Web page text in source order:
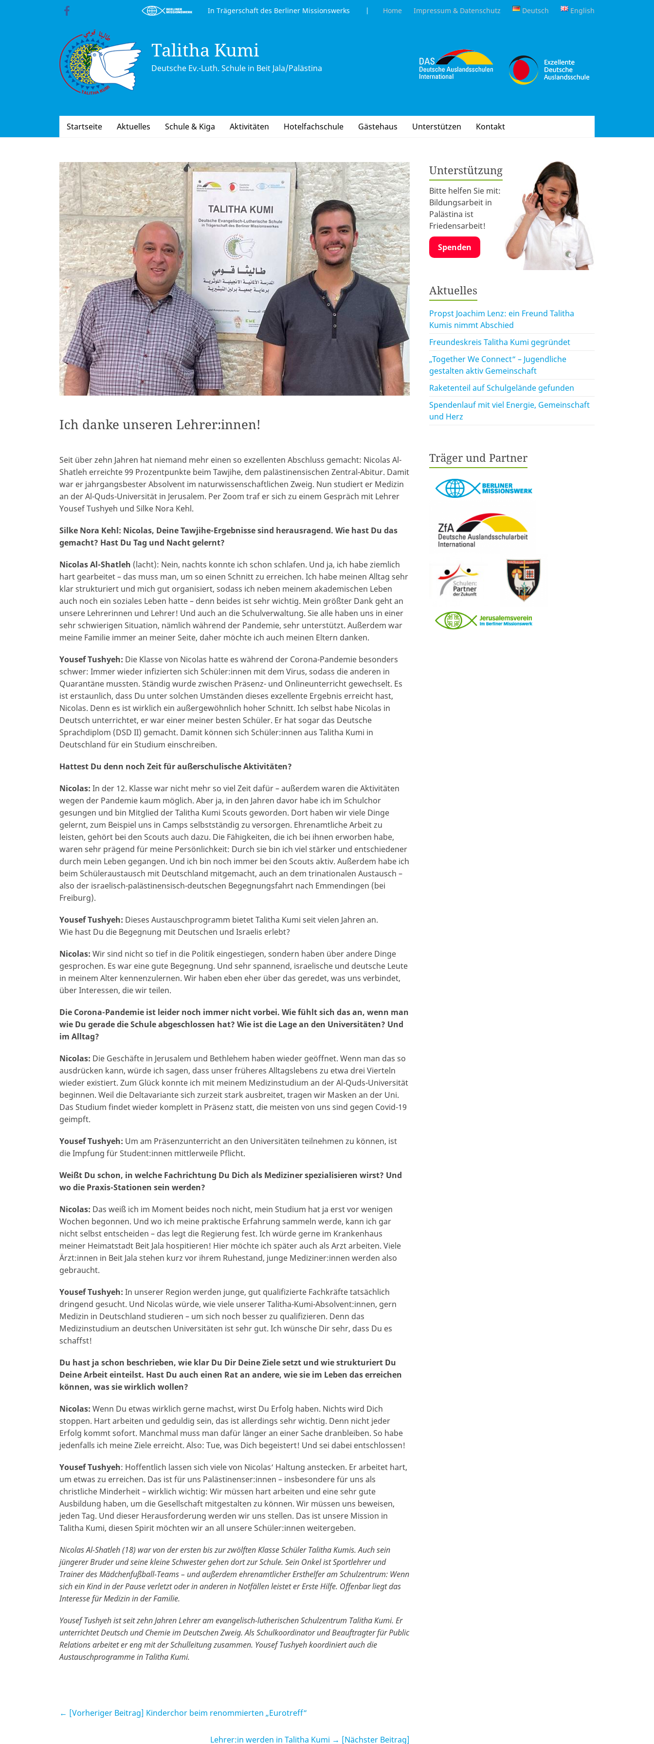
In Trägerschaft des Berliner Missionswerks | Home Impressum & Datenschutz Deutsch English
Talitha Kumi
Deutsche Ev.-Luth. Schule in Beit Jala/Palästina
Startseite Aktuelles Schule & Kiga Aktivitäten Hotelfachschule Gästehaus Unterstützen Kontakt
Ich danke unseren Lehrer:innen!
Seit über zehn Jahren hat niemand mehr einen so exzellenten Abschluss gemacht: Nicolas Al-
Shatleh erreichte 99 Prozentpunkte beim Tawjihe, dem palästinensischen Zentral-Abitur. Damit
war er jahrgangsbester Absolvent im naturwissenschaftlichen Zweig. Nun studiert er Medizin
an der Al-Quds-Universität in Jerusalem. Per Zoom traf er sich zu einem Gespräch mit Lehrer
Yousef Tushyeh und Silke Nora Kehl.
Silke Nora Kehl: Nicolas, Deine Tawjihe-Ergebnisse sind herausragend. Wie hast Du das
gemacht? Hast Du Tag und Nacht gelernt?
Nicolas Al-Shatleh (lacht): Nein, nachts konnte ich schon schlafen. Und ja, ich habe ziemlich
hart gearbeitet – das muss man, um so einen Schnitt zu erreichen. Ich habe meinen Alltag sehr
klar strukturiert und mich gut organisiert, sodass ich neben meinem akademischen Leben
auch noch ein soziales Leben hatte – denn beides ist sehr wichtig. Mein größter Dank geht an
unsere Lehrerinnen und Lehrer! Und auch an die Schulverwaltung. Sie alle haben uns in einer
sehr schwierigen Situation, nämlich während der Pandemie, sehr unterstützt. Außerdem war
meine Familie immer an meiner Seite, daher möchte ich auch meinen Eltern danken.
Yousef Tushyeh: Die Klasse von Nicolas hatte es während der Corona-Pandemie besonders
schwer: Immer wieder infizierten sich Schüler:innen mit dem Virus, sodass die anderen in
Quarantäne mussten. Ständig wurde zwischen Präsenz- und Onlineunterricht gewechselt. Es
ist erstaunlich, dass Du unter solchen Umständen dieses exzellente Ergebnis erreicht hast,
Nicolas. Denn es ist wirklich ein außergewöhnlich hoher Schnitt. Ich selbst habe Nicolas in
Deutsch unterrichtet, er war einer meiner besten Schüler. Er hat sogar das Deutsche
Sprachdiplom (DSD II) gemacht. Damit können sich Schüler:innen aus Talitha Kumi in
Deutschland für ein Studium einschreiben.
Hattest Du denn noch Zeit für außerschulische Aktivitäten?
Nicolas: In der 12. Klasse war nicht mehr so viel Zeit dafür – außerdem waren die Aktivitäten
wegen der Pandemie kaum möglich. Aber ja, in den Jahren davor habe ich im Schulchor
gesungen und bin Mitglied der Talitha Kumi Scouts geworden. Dort haben wir viele Dinge
gelernt, zum Beispiel uns in Camps selbstständig zu versorgen. Ehrenamtliche Arbeit zu
leisten, gehört bei den Scouts auch dazu. Die Fähigkeiten, die ich bei ihnen erworben habe,
waren sehr prägend für meine Persönlichkeit: Durch sie bin ich viel stärker und entschiedener
durch mein Leben gegangen. Und ich bin noch immer bei den Scouts aktiv. Außerdem habe ich
beim Schüleraustausch mit Deutschland mitgemacht, auch an dem trinationalen Austausch –
also der israelisch-palästinensisch-deutschen Begegnungsfahrt nach Emmendingen (bei
Freiburg).
Yousef Tushyeh: Dieses Austauschprogramm bietet Talitha Kumi seit vielen Jahren an.
Wie hast Du die Begegnung mit Deutschen und Israelis erlebt?
Nicolas: Wir sind nicht so tief in die Politik eingestiegen, sondern haben über andere Dinge
gesprochen. Es war eine gute Begegnung. Und sehr spannend, israelische und deutsche Leute
in meinem Alter kennenzulernen. Wir haben eben eher über das geredet, was uns verbindet,
über Interessen, die wir teilen.
Die Corona-Pandemie ist leider noch immer nicht vorbei. Wie fühlt sich das an, wenn man
wie Du gerade die Schule abgeschlossen hat? Wie ist die Lage an den Universitäten? Und
im Alltag?
Nicolas: Die Geschäfte in Jerusalem und Bethlehem haben wieder geöffnet. Wenn man das so
ausdrücken kann, würde ich sagen, dass unser früheres Alltagslebens zu etwa drei Vierteln
wieder existiert. Zum Glück konnte ich mit meinem Medizinstudium an der Al-Quds-Universität
beginnen. Weil die Deltavariante sich zurzeit stark ausbreitet, tragen wir Masken an der Uni.
Das Studium findet wieder komplett in Präsenz statt, die meisten von uns sind gegen Covid-19
geimpft.
Yousef Tushyeh: Um am Präsenzunterricht an den Universitäten teilnehmen zu können, ist
die Impfung für Student:innen mittlerweile Pflicht.
Weißt Du schon, in welche Fachrichtung Du Dich als Mediziner spezialisieren wirst? Und
wo die Praxis-Stationen sein werden?
Nicolas: Das weiß ich im Moment beides noch nicht, mein Studium hat ja erst vor wenigen
Wochen begonnen. Und wo ich meine praktische Erfahrung sammeln werde, kann ich gar
nicht selbst entscheiden – das legt die Regierung fest. Ich würde gerne im Krankenhaus
meiner Heimatstadt Beit Jala hospitieren! Hier möchte ich später auch als Arzt arbeiten. Viele
Ärzt:innen in Beit Jala stehen kurz vor ihrem Ruhestand, junge Mediziner:innen werden also
gebraucht.
Yousef Tushyeh: In unserer Region werden junge, gut qualifizierte Fachkräfte tatsächlich
dringend gesucht. Und Nicolas würde, wie viele unserer Talitha-Kumi-Absolvent:innen, gern
Medizin in Deutschland studieren – um sich noch besser zu qualifizieren. Denn das
Medizinstudium an deutschen Universitäten ist sehr gut. Ich wünsche Dir sehr, dass Du es
schaffst!
Du hast ja schon beschrieben, wie klar Du Dir Deine Ziele setzt und wie strukturiert Du
Deine Arbeit einteilst. Hast Du auch einen Rat an andere, wie sie im Leben das erreichen
können, was sie wirklich wollen?
Nicolas: Wenn Du etwas wirklich gerne machst, wirst Du Erfolg haben. Nichts wird Dich
stoppen. Hart arbeiten und geduldig sein, das ist allerdings sehr wichtig. Denn nicht jeder
Erfolg kommt sofort. Manchmal muss man dafür länger an einer Sache dranbleiben. So habe
jedenfalls ich meine Ziele erreicht. Also: Tue, was Dich begeistert! Und sei dabei entschlossen!
Yousef Tushyeh: Hoffentlich lassen sich viele von Nicolas‘ Haltung anstecken. Er arbeitet hart,
um etwas zu erreichen. Das ist für uns Palästinenser:innen – insbesondere für uns als
christliche Minderheit – wirklich wichtig: Wir müssen hart arbeiten und eine sehr gute
Ausbildung haben, um die Gesellschaft mitgestalten zu können. Wir müssen uns beweisen,
jeden Tag. Und dieser Herausforderung werden wir uns stellen. Das ist unsere Mission in
Talitha Kumi, diesen Spirit möchten wir an all unsere Schüler:innen weitergeben.
Nicolas Al-Shatleh (18) war von der ersten bis zur zwölften Klasse Schüler Talitha Kumis. Auch sein
jüngerer Bruder und seine kleine Schwester gehen dort zur Schule. Sein Onkel ist Sportlehrer und
Trainer des Mädchenfußball-Teams – und außerdem ehrenamtlicher Ersthelfer am Schulzentrum: Wenn
sich ein Kind in der Pause verletzt oder in anderen in Notfällen leistet er Erste Hilfe. Offenbar liegt das
Interesse für Medizin in der Familie.
Yousef Tushyeh ist seit zehn Jahren Lehrer am evangelisch-lutherischen Schulzentrum Talitha Kumi. Er
unterrichtet Deutsch und Chemie im Deutschen Zweig. Als Schulkoordinator und Beauftragter für Public
Relations arbeitet er eng mit der Schulleitung zusammen. Yousef Tushyeh koordiniert auch die
Austauschprogramme in Talitha Kumi.
← [Vorheriger Beitrag] Kinderchor beim renommierten „Eurotreff“
Lehrer:in werden in Talitha Kumi → [Nächster Beitrag]
Unterstützung
Bitte helfen Sie mit:
Bildungsarbeit in
Palästina ist
Friedensarbeit!
Spenden
Aktuelles
Propst Joachim Lenz: ein Freund Talitha
Kumis nimmt Abschied
Freundeskreis Talitha Kumi gegründet
„Together We Connect“ – Jugendliche
gestalten aktiv Gemeinschaft
Raketenteil auf Schulgelände gefunden
Spendenlauf mit viel Energie, Gemeinschaft
und Herz
Träger und Partner